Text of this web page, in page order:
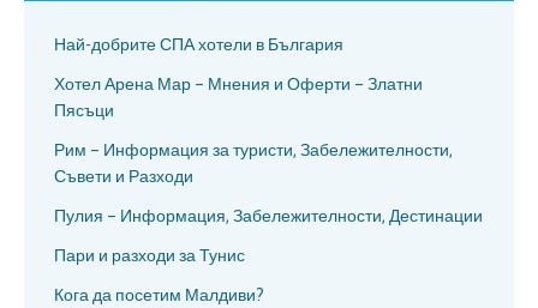
Най-добрите СПА хотели в България
Хотел Арена Мар – Мнения и Оферти – Златни
Пясъци
Рим – Информация за туристи, Забележителности,
Съвети и Разходи
Пулия – Информация, Забележителности, Дестинации
Пари и разходи за Тунис
Кога да посетим Малдиви?